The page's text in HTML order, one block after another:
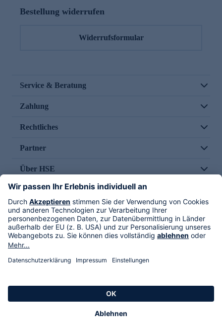
Bestellung widerrufen
Widerrufsformular
Service & Beratung
Zahlung
Rechtliches
Partner
Über HSE
Im TV
HSE International